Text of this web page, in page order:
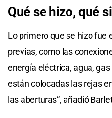
Qué se hizo, qué
Lo primero que se hizo fue
previas, como las
energía eléctrica, agua,
están colocadas las rejas
las aberturas”, añadió